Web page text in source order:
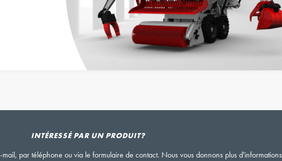
INTÉRESSÉ PAR UN PRODUIT?
par téléphone ou via le formulaire de contact. Nous vous donnons plus d'informations